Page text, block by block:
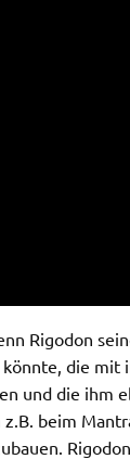
Rigodon
die mit
und die ihm
z.B. beim